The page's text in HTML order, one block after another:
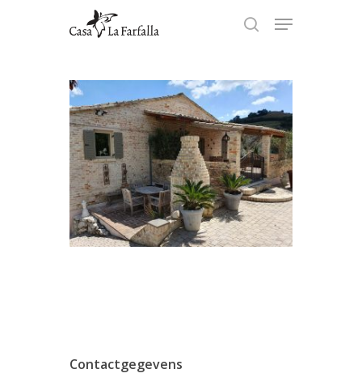
Hit enter to search or ESC to
close
Contactgegevens